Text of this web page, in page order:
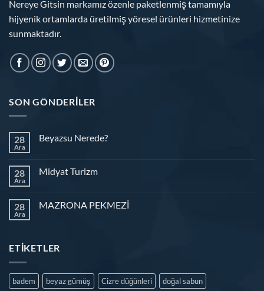
Nereye Gitsin markamız özenle paketlenmiş tamamıyla
hijyenik ortamlarda üretilmiş yöresel ürünleri hizmetinize
sunmaktadır.
SON GÖNDERILER
28
Ara
Beyazsu Nerede?
28
Ara
Midyat Turizm
28
Ara
MAZRONA PEKMEZİ
ETIKETLER
badem beyaz gümüş Cizre düğünleri
doğal sabun